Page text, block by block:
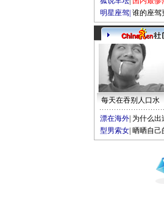
明星座驾 谁的座驾
每天在吞别人口水
漂在海外 为什么出
型男索女 晒晒自己